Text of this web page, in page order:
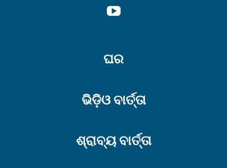
ଖ୍ରୀଷ୍ଟଙ୍କ ଠାରେ
ସଠିକ୍ ନିର୍ଣ୍ଣୟ ନେବା -2
ଘର
ଭିଡ଼ିଓ ବାର୍ତ୍ତା
ଶ୍ରାବ୍ୟ ବାର୍ତ୍ତା